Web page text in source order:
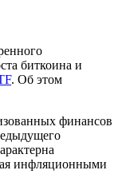
биткоина и
. Об этом
финансов
инфляционными